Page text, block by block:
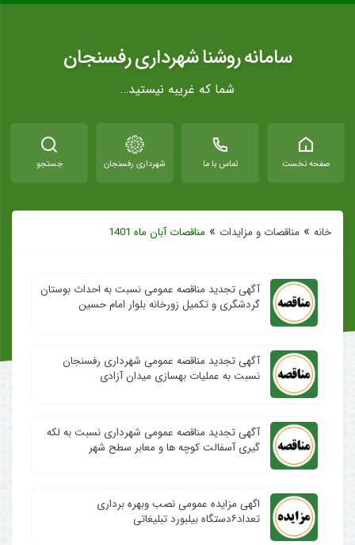
سامانه روشنا شهرداری رفسنجان
شما که غریبه نیستید…
صفحه نخست تماس با ما شهرداری رفسنجان جستجو
خانه » مناقصات و مزایدات » مناقصات آبان ماه 1401
آگهی تجدید مناقصه عمومی نسبت به احداث بوستان
گردشگری و تکمیل زورخانه بلوار امام حسین
آگهی تجدید مناقصه عمومی شهرداری رفسنجان
نسبت به عملیات بهسازی میدان آزادی
آگهی تجدید مناقصه عمومی شهرداری نسبت به لکه
گیری آسفالت کوچه ها و معابر سطح شهر
اگهی مزایده عمومی نصب وبهره برداری
تعداد۶دستگاه بیلبورد تبلیغاتی